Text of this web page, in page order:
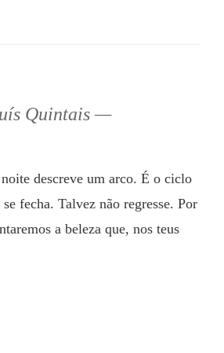
Quintais
fecha. Talvez não regresse. Por
a beleza que, nos teus